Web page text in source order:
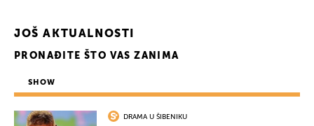
JOŠ AKTUALNOSTI
PRONAĐITE ŠTO VAS ZANIMA
SHOW
DRAMA U ŠIBENIKU